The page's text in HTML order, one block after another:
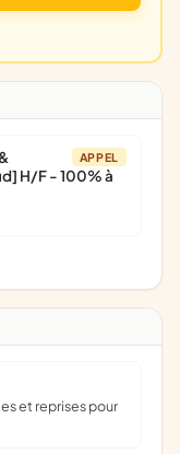
APPEL
H/F - 100% à